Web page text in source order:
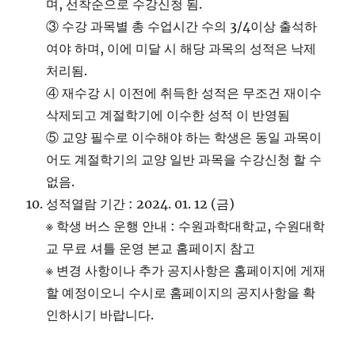
며, 선착순으로 수강신청 됨.
③ 수강 과목별 총 수업시간 수의 3/4이상 출석하
여야 하며, 이에 미달 시 해당 과목의 성적은 낙제
처리됨.
④ 재수강 시 이전에 취득한 성적은 무조건 재이수
삭제되고 계절학기에 이수한 성적 이 반영됨
⑤ 교양 필수로 이수해야 하는 학생은 동일 과목이
어도 계절학기의 교양 일반 과목을 수강신청 할 수
없음.
성적열람 기간 : 2024. 01. 12 (금)
※ 학생 버스 운행 안내 : 수원과학대학교, 수원대학
교 무료 셔틀 운영 본교 홈페이지 참고
※ 변경 사항이나 추가 공지사항은 홈페이지에 게재
할 예정이오니 수시로 홈페이지의 공지사항을 확
인하시기 바랍니다.